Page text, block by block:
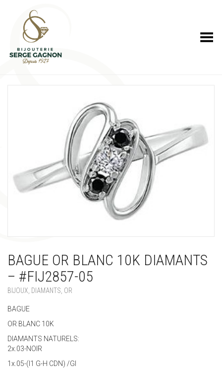
Toggle Menu
BAGUE OR BLANC 10K DIAMANTS
– #FIJ2857-05
BIJOUX DIAMANTS OR
BAGUE
OR BLANC 10K
DIAMANTS NATURELS:
2x.03-NOIR
1x.05-(I1 G-H CDN) /GI